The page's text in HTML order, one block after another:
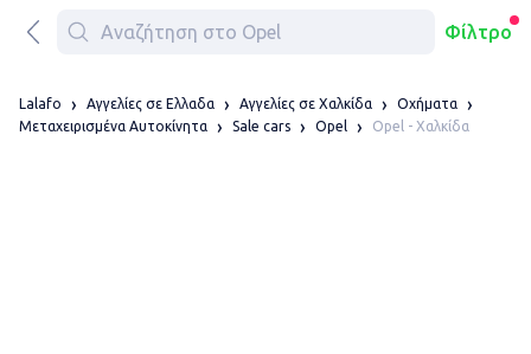
Φίλτρο
Lalafo Αγγελίες σε Ελλαδα Αγγελίες σε Χαλκίδα
Οχήματα
Μεταχειρισμένα Αυτοκίνητα
Sale cars Opel Opel - Χαλκίδα